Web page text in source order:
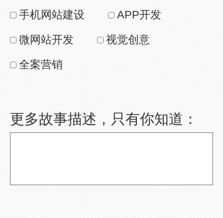
手机网站建设
APP开发
微网站开发
视觉创意
全案营销
更多故事描述，只有你知道：